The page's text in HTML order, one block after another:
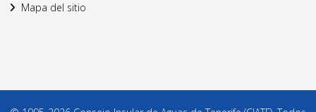
Mapa del sitio